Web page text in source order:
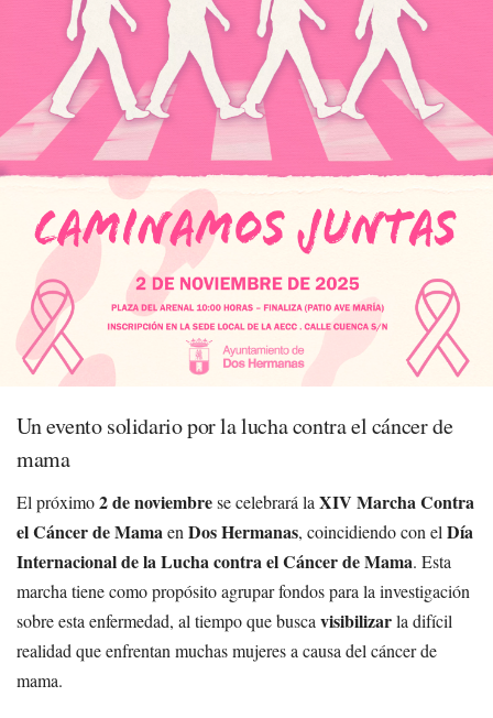
Un evento solidario por la lucha contra el cáncer de
mama
El próximo2 de noviembrese celebrará la XIV Marcha Contra
el Cáncer de Mamaen Dos Hermanas, coincidiendo con el Día
Internacional de la Lucha contra el Cáncer de Mama. Esta
marcha tiene como propósito agrupar fondos para la investigación
sobre esta enfermedad, al tiempo que busca visibilizarla difícil
realidad que enfrentan muchas mujeres a causa del cáncer de
mama.